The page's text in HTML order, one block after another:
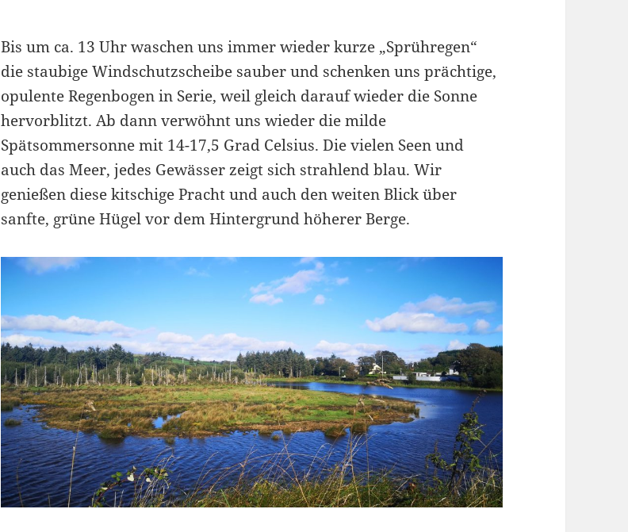
Bis um ca. 13 Uhr waschen uns immer wieder kurze „Sprühregen“
die staubige Windschutzscheibe sauber und schenken uns prächtige,
opulente Regenbogen in Serie, weil gleich darauf wieder die Sonne
hervorblitzt. Ab dann verwöhnt uns wieder die milde
Spätsommersonne mit 14-17,5 Grad Celsius. Die vielen Seen und
auch das Meer, jedes Gewässer zeigt sich strahlend blau. Wir
genießen diese kitschige Pracht und auch den weiten Blick über
sanfte, grüne Hügel vor dem Hintergrund höherer Berge.